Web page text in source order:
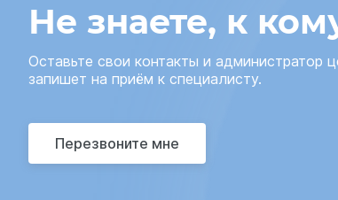
Не знаете, к
Оставьте свои контакты и администратор
запишет на приём к специалисту.
Перезвоните мне